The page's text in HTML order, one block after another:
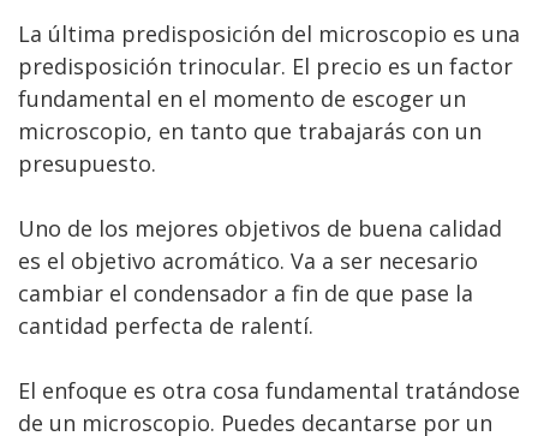
La última predisposición del microscopio es una
predisposición trinocular. El precio es un factor
fundamental en el momento de escoger un
microscopio, en tanto que trabajarás con un
presupuesto.
Uno de los mejores objetivos de buena calidad
es el objetivo acromático. Va a ser necesario
cambiar el condensador a fin de que pase la
cantidad perfecta de ralentí.
El enfoque es otra cosa fundamental tratándose
de un microscopio. Puedes decantarse por un